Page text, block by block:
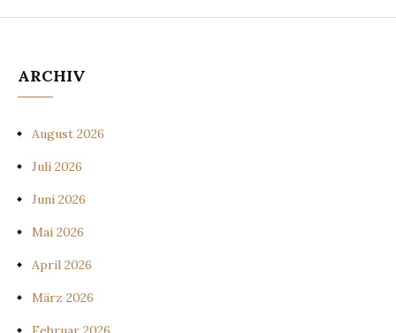
ARCHIV
August 2026
Juli 2026
Juni 2026
Mai 2026
April 2026
März 2026